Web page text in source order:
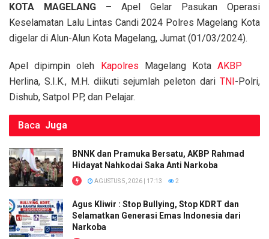
ce
b
o
k
tt
er
ail at
s
p
p
py
Li
k
ar
e
KOTA MAGELANG – Apel Gelar Pasukan Operasi
Keselamatan Lalu Lintas Candi 2024 Polres Magelang Kota
digelar di Alun-Alun Kota Magelang, Jumat (01/03/2024).
Apel dipimpin oleh Kapolres Magelang Kota AKBP
Herlina, S.I.K., M.H. diikuti sejumlah peleton dari TNI-Polri,
Dishub, Satpol PP, dan Pelajar.
Baca Juga
BNNK dan Pramuka Bersatu, AKBP Rahmad
Hidayat Nahkodai Saka Anti Narkoba
AGUSTUS 5, 2026 | 17:13 2
Agus Kliwir : Stop Bullying, Stop KDRT dan
Selamatkan Generasi Emas Indonesia dari
Narkoba